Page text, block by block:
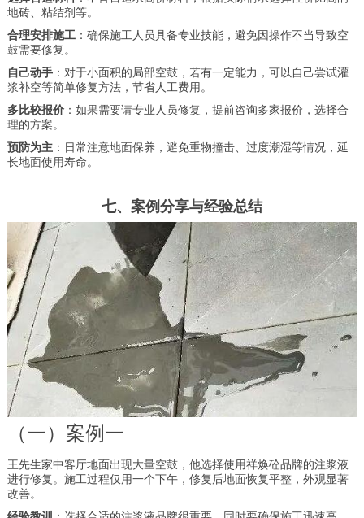
地砖、粘结剂等。
合理安排施工：确保施工人员具备专业技能，避免因操作不当导致空
鼓需要修复。
自己动手：对于小面积的局部空鼓，若有一定能力，可以自己尝试灌
浆补空等简单修复方法，节省人工费用。
多比较报价：如果需要请专业人员修复，提前咨询多家报价，选择合
理的方案。
预防为主：日常注意地面保养，避免重物撞击、过度潮湿等情况，延
长地面使用寿命。
七、案例分享与经验总结
（一）案例一
王先生家中客厅地面出现大量空鼓，他选择使用祥焕砼品牌的注浆液
进行修复。施工过程仅用一个下午，修复后地面恢复平整，外观显著
改善。